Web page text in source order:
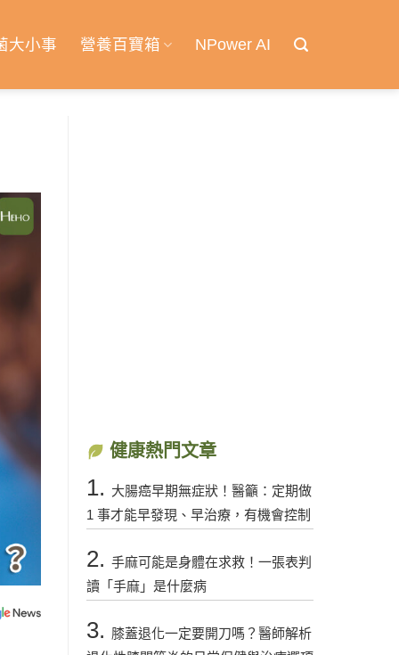
大小事 營養百寶箱 NPower AI
健康熱門文章
1. 大腸癌早期無症狀！醫籲：定期做
1 事才能早發現、早治療，有機會控制
2. 手麻可能是身體在求救！一張表判
讀「手麻」是什麼病
3. 膝蓋退化一定要開刀嗎？醫師解析